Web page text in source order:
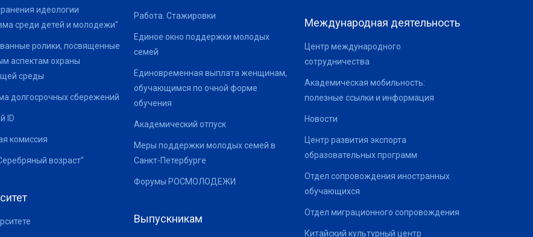
идеологии
среди детей и молодежи"
ролики, посвященные
аспектам охраны
среды
долгосрочных сбережений
ID
комиссия
возраст"
Работа. Стажировки
Единое окно поддержки молодых
семей
Единовременная выплата женщинам,
обучающимся по очной форме
обучения
Академический отпуск
Меры поддержки молодых семей в
Санкт-Петербурге
Форумы РОСМОЛОДЕЖИ
Выпускникам
Международная деятельность
Центр международного
сотрудничества
Академическая мобильность:
полезные ссылки и информация
Новости
Центр развития экспорта
образовательных программ
Отдел сопровождения иностранных
обучающихся
Отдел миграционного сопровождения
Китайский культурный центр